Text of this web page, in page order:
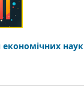
економічних наук